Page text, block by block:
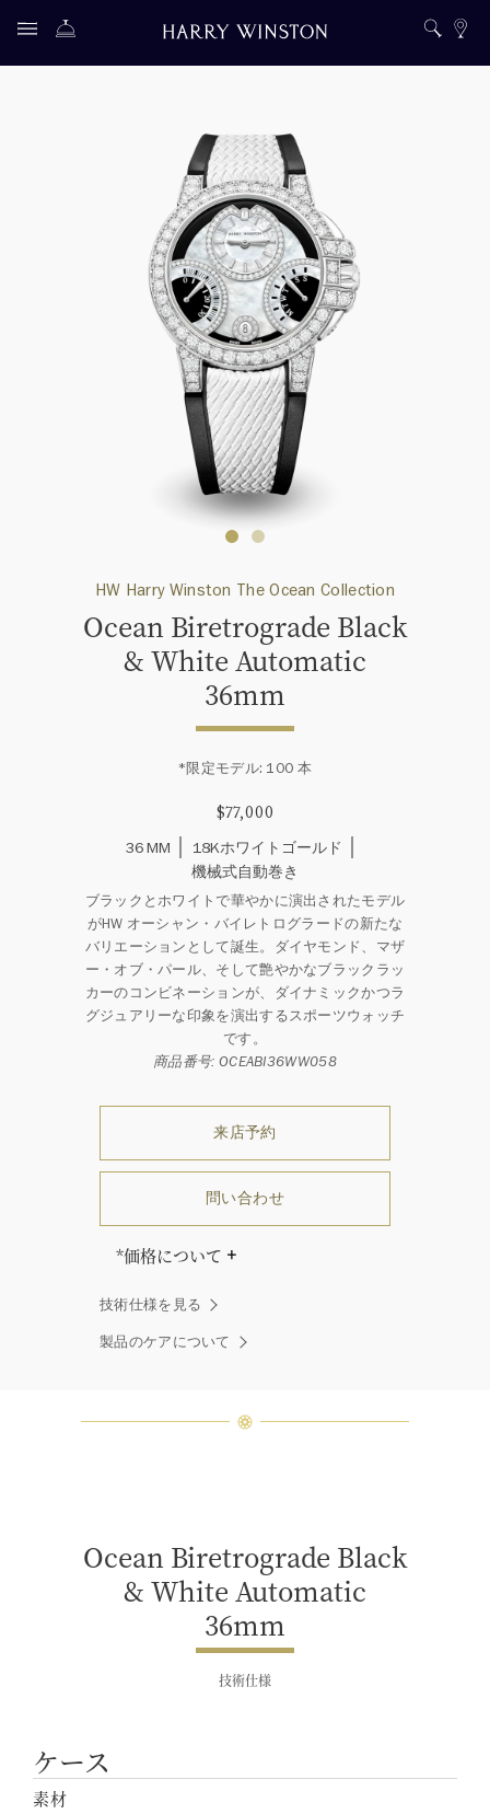
HW Harry Winston The Ocean Collection
Ocean Biretrograde Black
& White Automatic
36mm
*限定モデル: 100 本
$77,000
36 MM
18Kホワイトゴールド
機械式自動巻き
ブラックとホワイトで華やかに演出されたモデル
がHW オーシャン・バイレトログラードの新たな
バリエーションとして誕生。ダイヤモンド、マザ
ー・オブ・パール、そして艶やかなブラックラッ
カーのコンビネーションが、ダイナミックかつラ
グジュアリーな印象を演出するスポーツウォッチ
です。
商品番号: OCEABI36WW058
来店予約
問い合わせ
*価格について
ありません」創始者ハリー・ウィン
ストンはそう語りました。ハリー・
ウィンストンによって厳選された最
の個性を有する天然の素材であるた
技術仕様を見る
製品のケアについて
Ocean Biretrograde Black
& White Automatic
36mm
技術仕様
ケース
素材